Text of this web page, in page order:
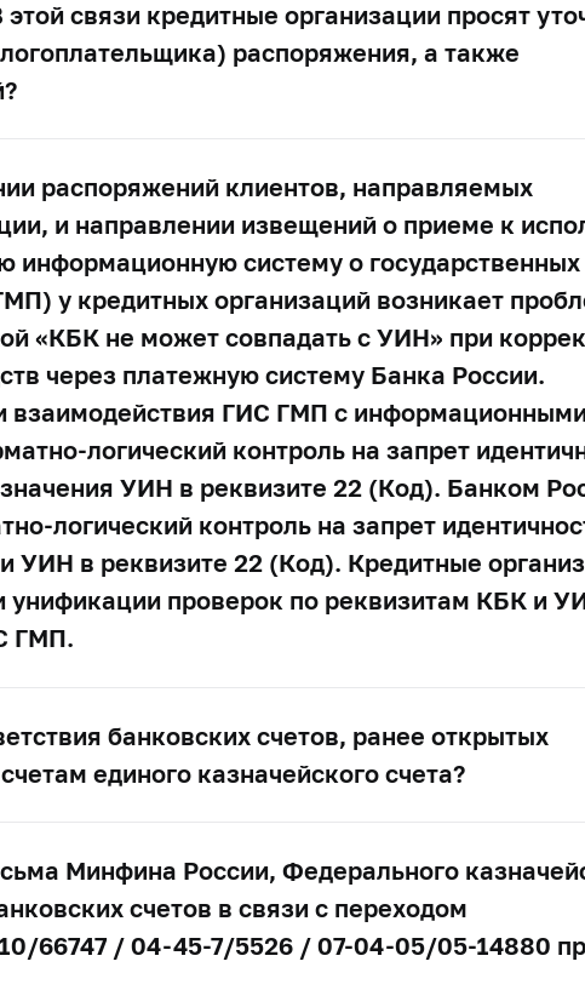
связи кредитные организации просят
распоряжения, а также
распоряжений клиентов, направляемых
и направлении извещений о приеме к
информационную систему о государственных
у кредитных организаций возникает
«КБК не может совпадать с УИН» при
через платежную систему Банка России.
ГИС ГМП с информационными
логический контроль на запрет
УИН в реквизите 22 (Код). Банком
логический контроль на запрет
УИН в реквизите 22 (Код). Кредитные
унификации проверок по реквизитам КБК и
ГМП.
банковских счетов, ранее открытых
единого казначейского счета?
Минфина России, Федерального
счетов в связи с переходом
66747 / 04-45-7/5526 / 07-04-05/05-14880